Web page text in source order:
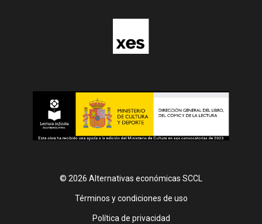
© 2026 Alternativas económicas SCCL
Footer
Términos y condiciones de uso
Política de privacidad